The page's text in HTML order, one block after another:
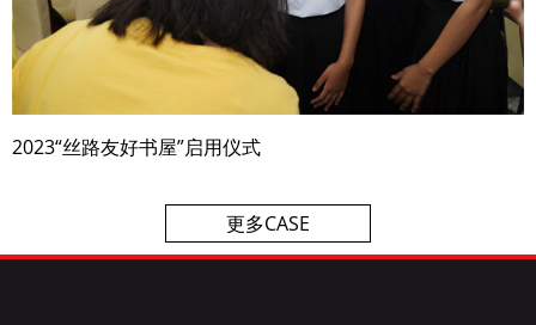
2023“丝路友好书屋”启用仪式
更多CASE